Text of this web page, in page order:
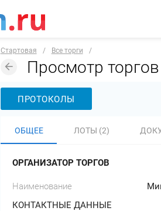
Стартовая / Все торги /
Просмотр
ПРОТОКОЛЫ
ОБЩЕЕ ЛОТЫ (2)
ОРГАНИЗАТОР ТОРГОВ
Наименование
КОНТАКТНЫЕ ДАННЫЕ